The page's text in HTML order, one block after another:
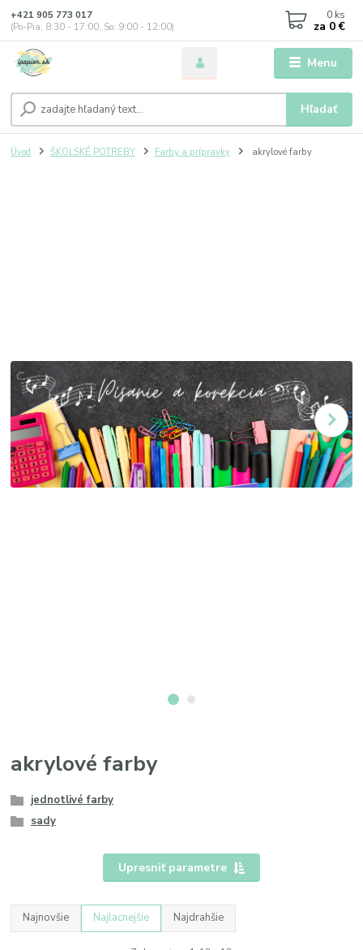
Menu
Hľadať
+421 905 773 017
(Po-Pia, 8:30 - 17:00, So: 9:00 - 12:00)
0 ks
za 0 €
Úvod ŠKOLSKÉ POTREBY Farby a prípravky akrylové farby
akrylové farby
jednotlivé farby
sady
Upresniť parametre
Najnovšie Najlacnejšie Najdrahšie